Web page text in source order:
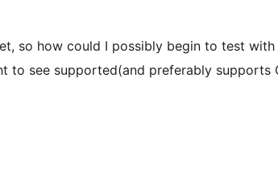
so how could I possibly begin to test
to see supported(and preferably supports